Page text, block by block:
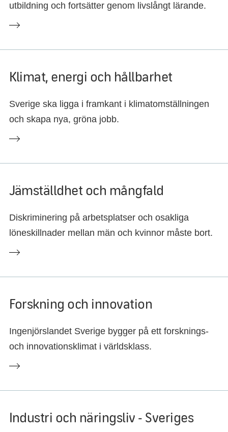
utbildning och fortsätter genom livslångt lärande.
Klimat, energi och hållbarhet
Sverige ska ligga i framkant i klimatomställningen
och skapa nya, gröna jobb.
Jämställdhet och mångfald
Diskriminering på arbetsplatser och osakliga
löneskillnader mellan män och kvinnor måste bort.
Forskning och innovation
Ingenjörslandet Sverige bygger på ett forsknings-
och innovationsklimat i världsklass.
Industri och näringsliv - Sveriges